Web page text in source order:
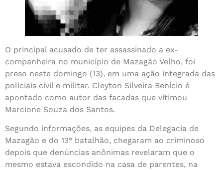
O principal acusado de ter assassinado a ex-
companheira no município de Mazagão Velho, foi
preso neste domingo (13), em uma ação integrada das
policiais civil e militar. Cleyton Silveira Benício é
apontado como autor das facadas que vitimou
Marcione Souza dos Santos.
Segundo informações, as equipes da Delegacia de
Mazagão e do 13° batalhão, chegaram ao criminoso
depois que denúncias anônimas revelaram que o
mesmo estava escondido na casa de parentes, na